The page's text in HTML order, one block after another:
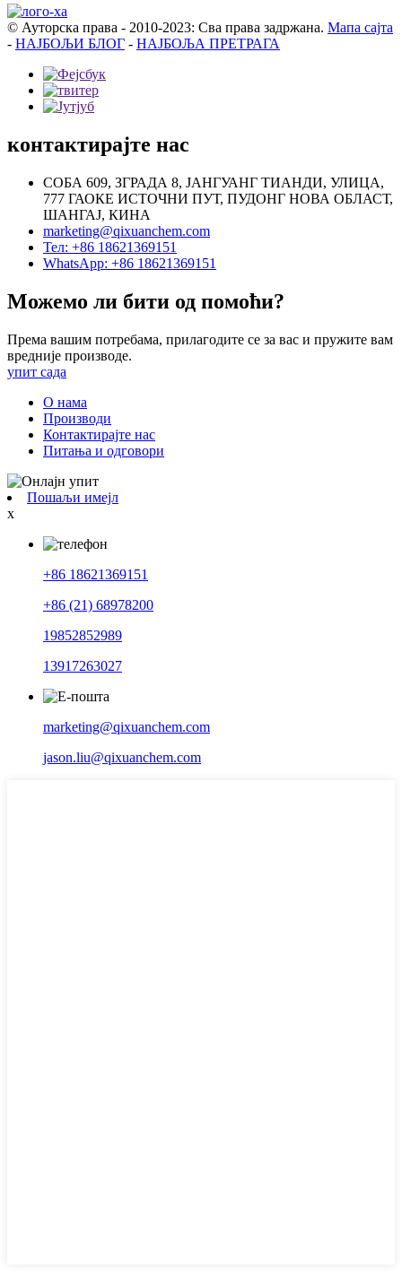
© Ауторска права - 2010-2023: Сва права задржана. Мапа сајта
- НАЈБОЉИ БЛОГ - НАЈБОЉА ПРЕТРАГА
контактирајте нас
СОБА 609, ЗГРАДА 8, ЈАНГУАНГ ТИАНДИ, УЛИЦА,
777 ГАОКЕ ИСТОЧНИ ПУТ, ПУДОНГ НОВА ОБЛАСТ,
ШАНГАЈ, КИНА
marketing@qixuanchem.com
Тел: +86 18621369151
WhatsApp: +86 18621369151
Можемо ли бити од помоћи?
Према вашим потребама, прилагодите се за вас и пружите вам
вредније производе.
упит сада
О нама
Производи
Контактирајте нас
Питања и одговори
Пошаљи имејл
x
+86 18621369151
+86 (21) 68978200
19852852989
13917263027
marketing@qixuanchem.com
jason.liu@qixuanchem.com